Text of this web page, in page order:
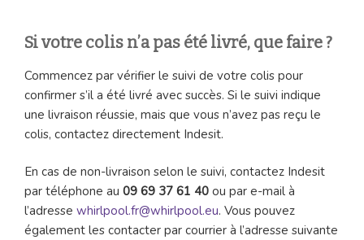
Si votre colis n’a pas été livré, que faire ?
Commencez par vérifier le suivi de votre colis pour
confirmer s’il a été livré avec succès. Si le suivi indique
une livraison réussie, mais que vous n’avez pas reçu le
colis, contactez directement Indesit.
En cas de non-livraison selon le suivi, contactez Indesit
par téléphone au 09 69 37 61 40 ou par e-mail à
l’adresse whirlpool.fr@whirlpool.eu. Vous pouvez
également les contacter par courrier à l’adresse suivante